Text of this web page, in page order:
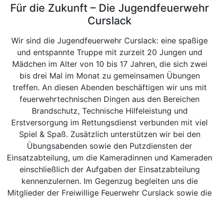
Für die Zukunft – Die Jugendfeuerwehr
Curslack
Wir sind die Jugendfeuerwehr Curslack: eine spaßige
und entspannte Truppe mit zurzeit 20 Jungen und
Mädchen im Alter von 10 bis 17 Jahren, die sich zwei
bis drei Mal im Monat zu gemeinsamen Übungen
treffen. An diesen Abenden beschäftigen wir uns mit
feuerwehrtechnischen Dingen aus den Bereichen
Brandschutz, Technische Hilfeleistung und
Erstversorgung im Rettungsdienst verbunden mit viel
Spiel & Spaß. Zusätzlich unterstützen wir bei den
Übungsabenden sowie den Putzdiensten der
Einsatzabteilung, um die Kameradinnen und Kameraden
einschließlich der Aufgaben der Einsatzabteilung
kennenzulernen. Im Gegenzug begleiten uns die
Mitglieder der Freiwillige Feuerwehr Curslack sowie die